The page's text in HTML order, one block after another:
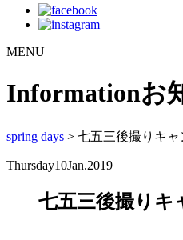
MENU
Informationお
spring days > 七五三後撮りキ
Thursday10Jan.2019
七五三後撮り